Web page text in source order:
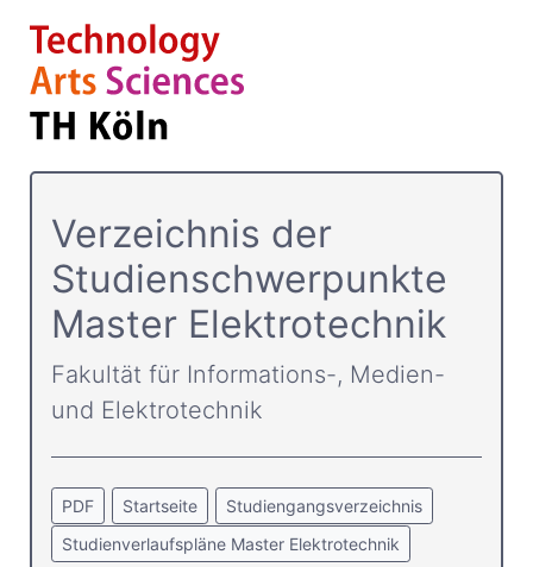
Verzeichnis der
Studienschwerpunkte
Master Elektrotechnik
Fakultät für Informations-, Medien-
und Elektrotechnik
PDF Startseite
Studiengangsverzeichnis
Studienverlaufspläne Master Elektrotechnik